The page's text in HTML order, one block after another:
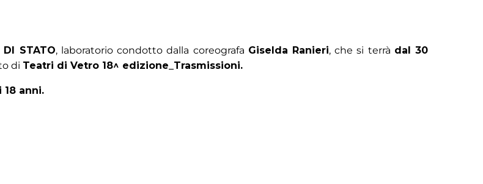
DI STATO, laboratorio condotto dalla coreografa Giselda Ranieri, che si terrà dal 30
di Teatri di Vetro 18^ edizione_Trasmissioni.
anni.